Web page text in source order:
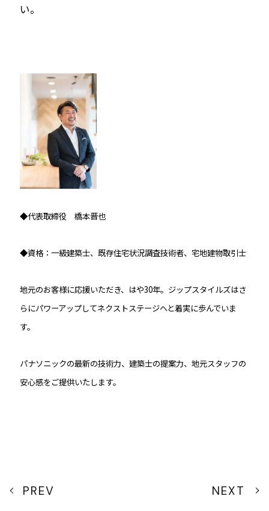
い。
◆代表取締役 橋本晋也
◆資格：一級建築士、既存住宅状況調査技術者、宅地建物取引士
地元のお客様に応援いただき、はや30年。 ジップスタイルズはさ
らにパワーアップしてネクストステージへと着実に歩んでいま
す。
パナソニックの最新の技術力、建築士の提案力、 地元スタッフの
安心感をご提供いたします。
PREV NEXT